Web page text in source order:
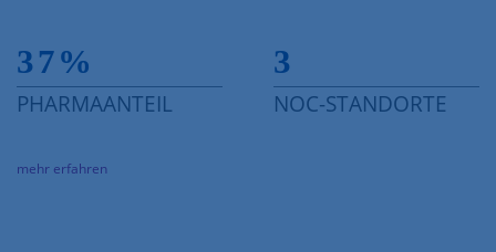
37%
PHARMAANTEIL
3
NOC-STANDORTE
mehr erfahren